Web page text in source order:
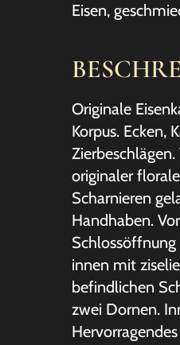
Eisen,
Originale
Korpus. Ecken,
originaler
Scharnieren
Handhaben.
innen mit
befindlichen
zwei Dornen.